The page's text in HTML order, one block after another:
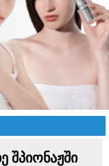
შპიონაჟში